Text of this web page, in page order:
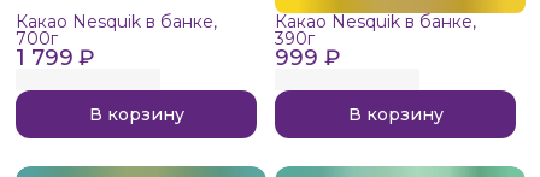
1 799 ₽
Какао Nesquik в банке,
700г
В корзину
999 ₽
Какао Nesquik в банке,
390г
В корзину